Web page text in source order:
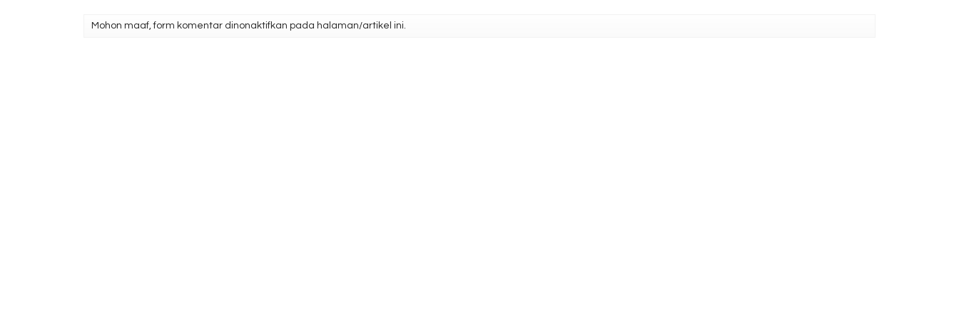
Mohon maaf, form komentar dinonaktifkan pada halaman/artikel ini.